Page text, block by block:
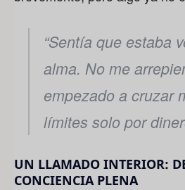
“Sentía que estaba
alma. No me
empezado a cruzar
límites solo por
UN LLAMADO INTERIOR:
CONCIENCIA PLENA